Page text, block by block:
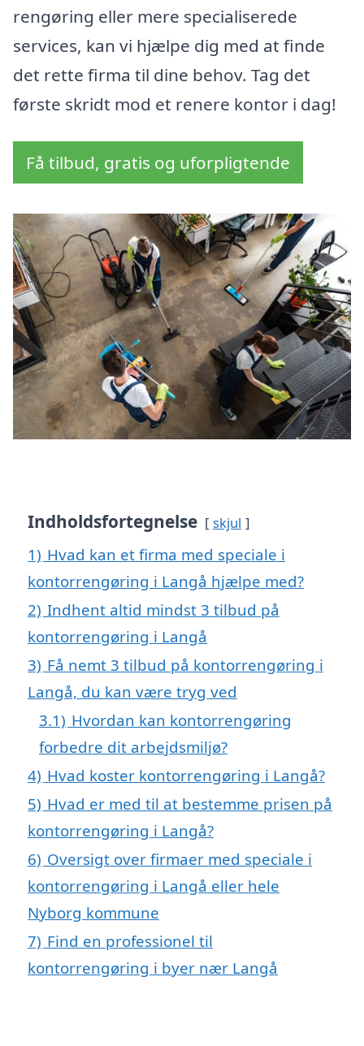
rengøring eller mere specialiserede
services, kan vi hjælpe dig med at finde
det rette firma til dine behov. Tag det
første skridt mod et renere kontor i dag!
Få tilbud, gratis og uforpligtende
Indholdsfortegnelse skjul
1) Hvad kan et firma med speciale i
kontorrengøring i Langå hjælpe med?
2) Indhent altid mindst 3 tilbud på
kontorrengøring i Langå
3) Få nemt 3 tilbud på kontorrengøring i
Langå, du kan være tryg ved
3.1) Hvordan kan kontorrengøring
forbedre dit arbejdsmiljø?
4) Hvad koster kontorrengøring i Langå?
5) Hvad er med til at bestemme prisen på
kontorrengøring i Langå?
6) Oversigt over firmaer med speciale i
kontorrengøring i Langå eller hele
Nyborg kommune
7) Find en professionel til
kontorrengøring i byer nær Langå